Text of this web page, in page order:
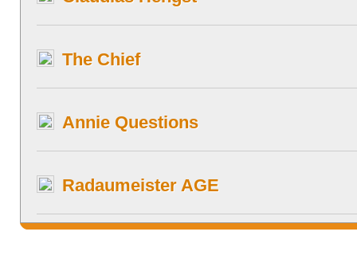
The Chief
Annie Questions
Radaumeister AGE